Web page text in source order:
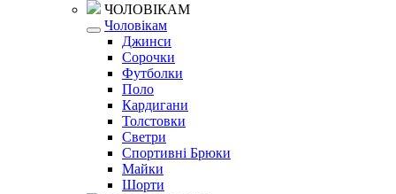
ЧОЛОВІКАМ
Чоловікам
Джинси
Сорочки
Футболки
Поло
Кардигани
Толстовки
Светри
Спортивні Брюки
Майки
Шорти